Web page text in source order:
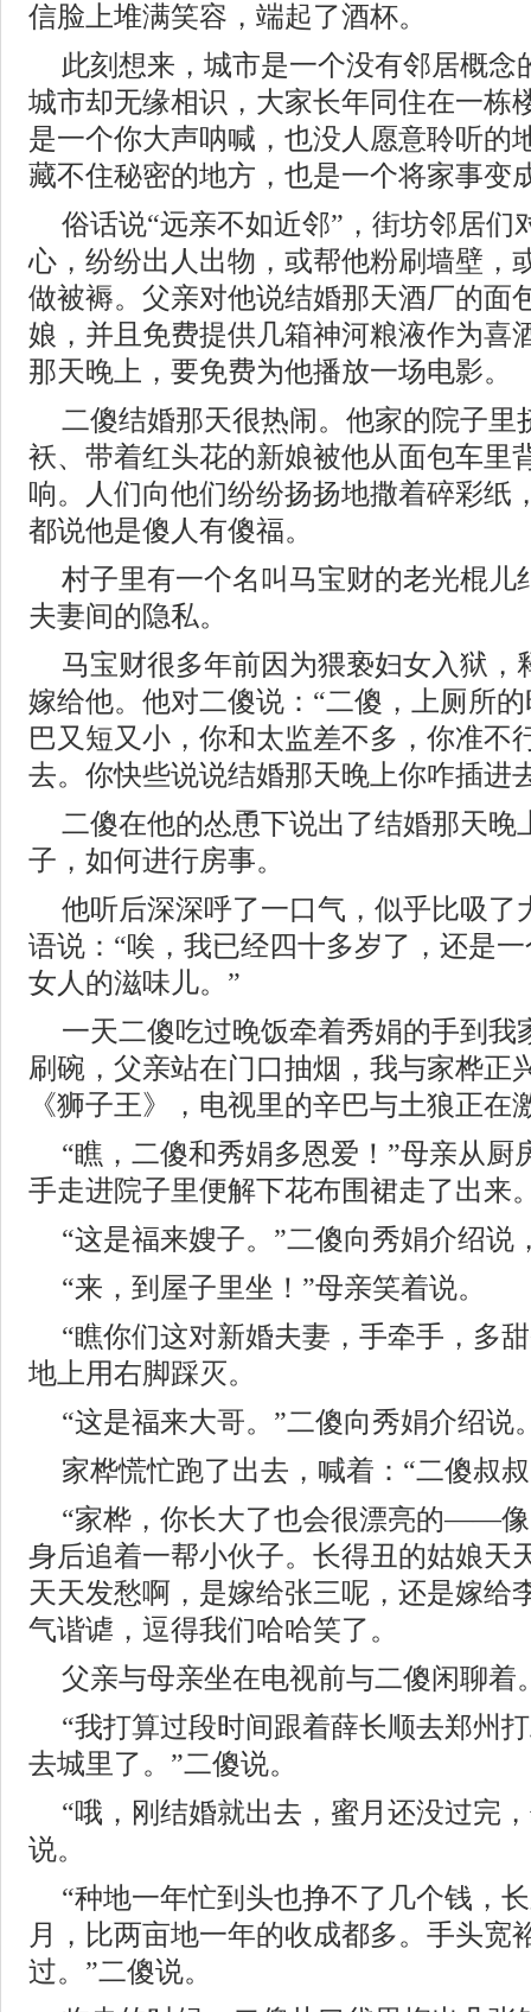
信脸上堆满笑容，端起了酒杯。
此刻想来，城市是一个没有邻居概念
城市却无缘相识，大家长年同住在一栋
是一个你大声呐喊，也没人愿意聆听的
藏不住秘密的地方，也是一个将家事变
俗话说“远亲不如近邻”，街坊邻居们
心，纷纷出人出物，或帮他粉刷墙壁，
做被褥。父亲对他说结婚那天酒厂的面
娘，并且免费提供几箱神河粮液作为喜
那天晚上，要免费为他播放一场电影。
二傻结婚那天很热闹。他家的院子里
袄、带着红头花的新娘被他从面包车里
响。人们向他们纷纷扬扬地撒着碎彩纸
都说他是傻人有傻福。
村子里有一个名叫马宝财的老光棍儿
夫妻间的隐私。
马宝财很多年前因为猥亵妇女入狱，
嫁给他。他对二傻说：“二傻，上厕所
巴又短又小，你和太监差不多，你准不
去。你快些说说结婚那天晚上你咋插进
二傻在他的怂恿下说出了结婚那天晚
子，如何进行房事。
他听后深深呼了一口气，似乎比吸了
语说：“唉，我已经四十多岁了，还是
女人的滋味儿。”
一天二傻吃过晚饭牵着秀娟的手到我
刷碗，父亲站在门口抽烟，我与家桦正
《狮子王》，电视里的辛巴与土狼正在
“瞧，二傻和秀娟多恩爱！”母亲从厨
手走进院子里便解下花布围裙走了出来
“这是福来嫂子。”二傻向秀娟介绍说
“来，到屋子里坐！”母亲笑着说。
“瞧你们这对新婚夫妻，手牵手，多
地上用右脚踩灭。
“这是福来大哥。”二傻向秀娟介绍说
家桦慌忙跑了出去，喊着：“二傻叔
“家桦，你长大了也会很漂亮的——
身后追着一帮小伙子。长得丑的姑娘天
天天发愁啊，是嫁给张三呢，还是嫁给
气谐谑，逗得我们哈哈笑了。
父亲与母亲坐在电视前与二傻闲聊着
“我打算过段时间跟着薛长顺去郑州
去城里了。”二傻说。
“哦，刚结婚就出去，蜜月还没过完
说。
“种地一年忙到头也挣不了几个钱，
月，比两亩地一年的收成都多。手头宽
过。”二傻说。